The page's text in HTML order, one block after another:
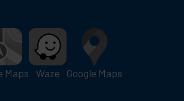
Maps Waze Google Maps